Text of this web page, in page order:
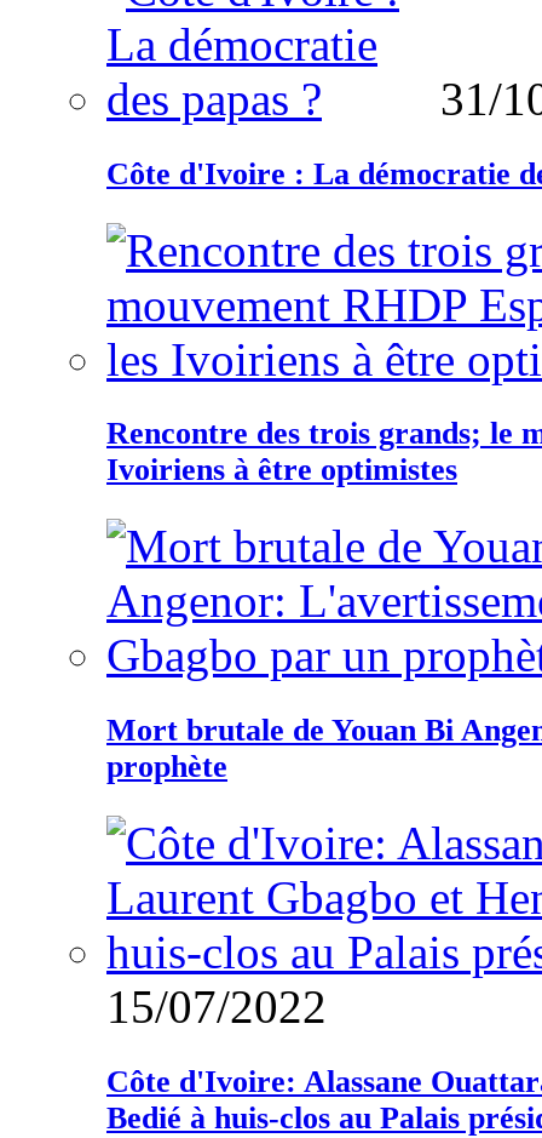
31/
Côte d'Ivoire : La démocratie
Rencontre des trois grands; le
Ivoiriens à être optimistes
Mort brutale de Youan Bi
prophète
15/07/2022
Côte d'Ivoire: Alassane
Bedié à huis-clos au Palais